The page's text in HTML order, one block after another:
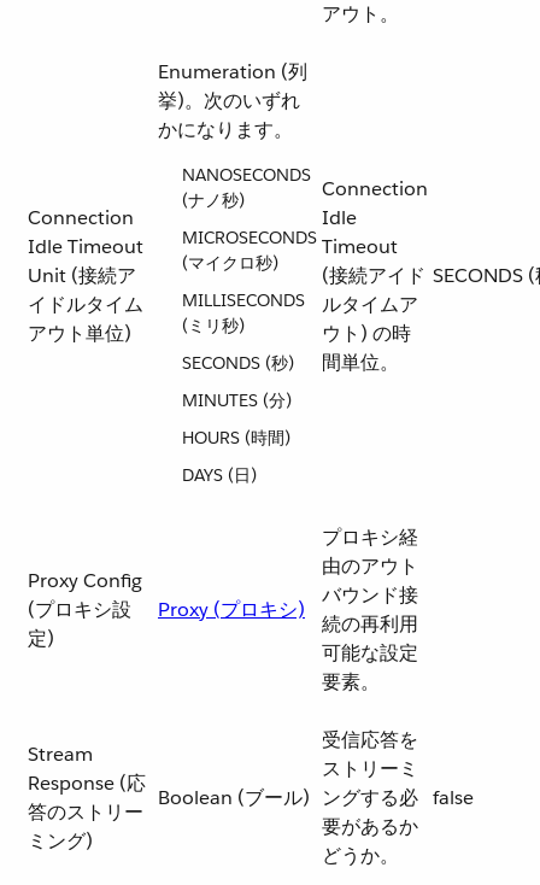
アウト。
Connection
Idle Timeout
Unit (接続ア
イドルタイム
アウト単位)
Enumeration (列
挙)。次のいずれ
かになります。
NANOSECONDS
(ナノ秒)
MICROSECONDS
(マイクロ秒)
MILLISECONDS
(ミリ秒)
SECONDS (秒)
MINUTES (分)
HOURS (時間)
DAYS (日)
Connection
Idle
Timeout
(接続アイド
ルタイムア
ウト) の時
間単位。
SECONDS
Proxy Config
(プロキシ設
定)
Proxy (プロキシ)
プロキシ経
由のアウト
バウンド接
続の再利用
可能な設定
要素。
Stream
Response (応
答のストリー
ミング)
Boolean (ブール)
受信応答を
ストリーミ
ングする必
要があるか
どうか。
false